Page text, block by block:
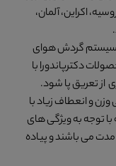
اکراین، آلمان،
سیستم گردش هوای
دکترپاندورا با
تعریق پا شود.
و انعطاف زیاد با
توجه به ویژگی های
می باشند و پیاده